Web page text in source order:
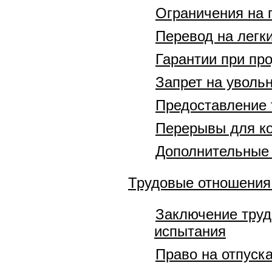
Ограничения на
Перевод на
Гарантии при
Запрет на
Предоставление
Перерывы для
Трудовые
Заключение
испытания
Право на